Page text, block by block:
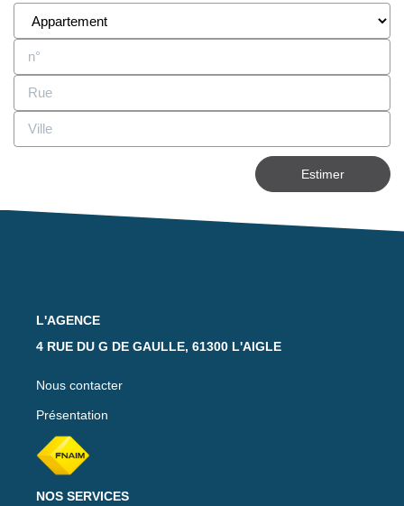
CONTACT
Estimer
L'AGENCE
4 RUE DU G DE GAULLE, 61300 L'AIGLE
Nous contacter
Présentation
NOS SERVICES